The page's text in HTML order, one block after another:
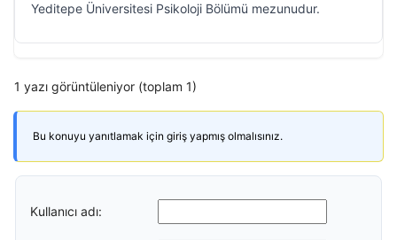
Yeditepe Üniversitesi Psikoloji Bölümü mezunudur.
1 yazı görüntüleniyor (toplam 1)
Bu konuyu yanıtlamak için giriş yapmış olmalısınız.
Kullanıcı adı: